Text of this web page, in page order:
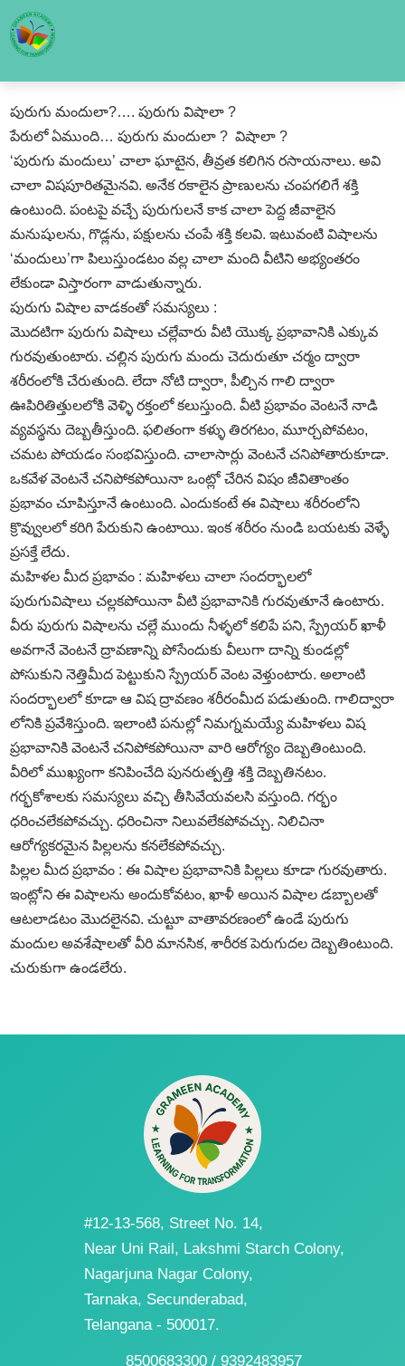
పురుగు మందులా?…. పురుగు విషాలా ?
పేరులో ఏముంది… పురుగు మందులా ? విషాలా ?
‘పురుగు మందులు’ చాలా ఘాటైన, తీవ్రత కలిగిన రసాయనాలు. అవి
చాలా విషపూరితమైనవి. అనేక రకాలైన ప్రాణులను చంపగలిగే శక్తి
ఉంటుంది. పంటపై వచ్చే పురుగులనే కాక చాలా పెద్ద జీవాలైన
మనుషులను, గొడ్లను, పక్షులను చంపే శక్తి కలవి. ఇటువంటి విషాలను
‘మందులు’గా పిలుస్తుండటం వల్ల చాలా మంది వీటిని అభ్యంతరం
లేకుండా విస్తారంగా వాడుతున్నారు.
పురుగు విషాల వాడకంతో సమస్యలు :
మొదటిగా పురుగు విషాలు చల్లేవారు వీటి యొక్క ప్రభావానికి ఎక్కువ
గురవుతుంటారు. చల్లిన పురుగు మందు చెదురుతూ చర్మం ద్వారా
శరీరంలోకి చేరుతుంది. లేదా నోటి ద్వారా, పీల్చిన గాలి ద్వారా
ఊపిరితిత్తులలోకి వెళ్ళి రక్తంలో కలుస్తుంది. వీటి ప్రభావం వెంటనే నాడి
వ్యవస్థను దెబ్బతీస్తుంది. ఫలితంగా కళ్ళు తిరగటం, మూర్చపోవటం,
చమట పోయడం సంభవిస్తుంది. చాలాసార్లు వెంటనే చనిపోతారుకూడా.
ఒకవేళ వెంటనే చనిపోకపోయినా ఒంట్లో చేరిన విషం జీవితాంతం
ప్రభావం చూపిస్తూనే ఉంటుంది. ఎందుకంటే ఈ విషాలు శరీరంలోని
క్రొవ్వులలో కరిగి పేరుకుని ఉంటాయి. ఇంక శరీరం నుండి బయటకు వెళ్ళే
ప్రసక్తే లేదు.
మహిళల మీద ప్రభావం : మహిళలు చాలా సందర్భాలలో
పురుగువిషాలు చల్లకపోయినా వీటి ప్రభావానికి గురవుతూనే ఉంటారు.
వీరు పురుగు విషాలను చల్లే ముందు నీళ్ళలో కలిపే పని, స్ప్రేయర్‌ ఖాళీ
అవగానే వెంటనే ద్రావణాన్ని పోసేందుకు వీలుగా దాన్ని కుండల్లో
పోసుకుని నెత్తిమీద పెట్టుకుని స్ప్రేయర్‌ వెంట వెళ్తుంటారు. అలాంటి
సందర్భాలలో కూడా ఆ విష ద్రావణం శరీరంమీద పడుతుంది. గాలిద్వారా
లోనికి ప్రవేశిస్తుంది. ఇలాంటి పనుల్లో నిమగ్నమయ్యే మహిళలు విష
ప్రభావానికి వెంటనే చనిపోకపోయినా వారి ఆరోగ్యం దెబ్బతింటుంది.
వీరిలో ముఖ్యంగా కనిపించేది పునరుత్పత్తి శక్తి దెబ్బతినటం.
గర్భకోశాలకు సమస్యలు వచ్చి తీసివేయవలసి వస్తుంది. గర్భం
ధరించలేకపోవచ్చు. ధరించినా నిలువలేకపోవచ్చు. నిలిచినా
ఆరోగ్యకరమైన పిల్లలను కనలేకపోవచ్చు.
పిల్లల మీద ప్రభావం : ఈ విషాల ప్రభావానికి పిల్లలు కూడా గురవుతారు.
ఇంట్లోని ఈ విషాలను అందుకోవటం, ఖాళీ అయిన విషాల డబ్బాలతో
ఆటలాడటం మొదలైనవి. చుట్టూ వాతావరణంలో ఉండే పురుగు
మందుల అవశేషాలతో వీరి మానసిక, శారీరక పెరుగుదల దెబ్బతింటుంది.
చురుకుగా ఉండలేరు.
#12-13-568, Street No. 14,
Near Uni Rail, Lakshmi Starch Colony,
Nagarjuna Nagar Colony,
Tarnaka, Secunderabad,
Telangana - 500017.
8500683300 / 9392483957